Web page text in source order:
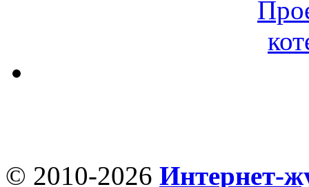
© 2010-2026 Интернет-